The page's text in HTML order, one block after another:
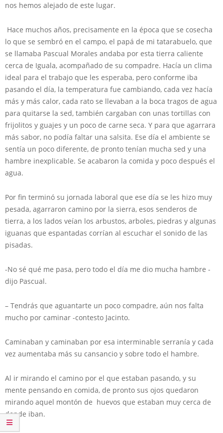
nos hemos alejado de este lugar.
Hace muchos años, precisamente en la época que se cosecha
lo que se sembró en el campo, el papá de mi tatarabuelo, que
se llamaba Pascual Morales andaba por esta tierra caliente
cerca de Iguala, acompañado de su compadre. Hacía un clima
ideal para el trabajo que les esperaba, pero conforme iba
pasando el día, la temperatura fue cambiando, cada vez hacía
más y más calor, cada rato se llevaban a la boca tragos de agua
para quitarse la sed, también cargaban con unas tortillas con
frijolitos y guajes y un poco de carne seca. Y para que agarrara
más sabor, no podía faltar una salsita. Ese día el ambiente se
sentía un poco diferente, de pronto tenían mucha sed y una
hambre inexplicable. Se acabaron la comida y poco después el
agua.
Por fin terminó su jornada laboral que ese día se les hizo muy
pesada, agarraron camino por la sierra, esos senderos de
tierra, a los lados veían los arbustos, arboles, piedras y algunas
iguanas que espantadas corrían al escuchar el sonido de las
pisadas.
-No sé qué me pasa, pero todo el día me dio mucha hambre -
dijo Pascual.
– Tendrás que aguantarte un poco compadre, aún nos falta
mucho por caminar -contesto Jacinto.
Caminaban y caminaban por esa interminable serranía y cada
vez aumentaba más su cansancio y sobre todo el hambre.
Al ir mirando el camino por el que estaban pasando, y su
mente pensando en comida, de pronto sus ojos quedaron
mirando aquel montón de huevos que estaban muy cerca de
donde iban.